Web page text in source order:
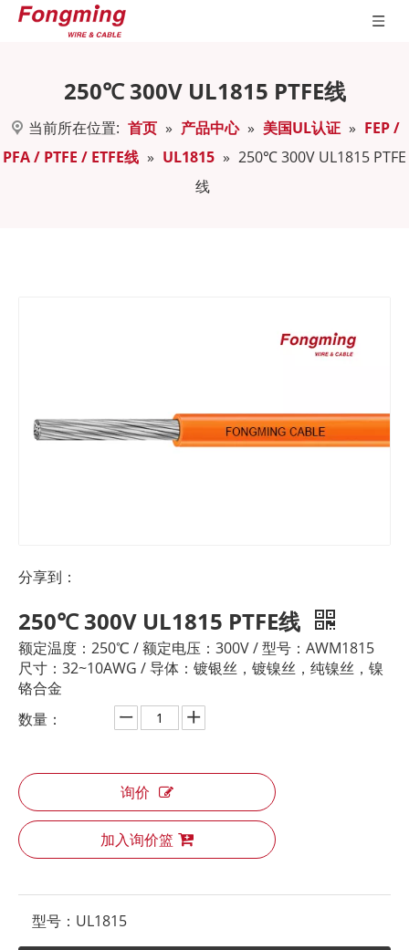
250℃ 300V UL1815 PTFE线
当前所在位置: 首页 » 产品中心 » 美国UL认证 » FEP /
PFA / PTFE / ETFE线 » UL1815 » 250℃ 300V UL1815 PTFE
线
分享到：
250℃ 300V UL1815 PTFE线
额定温度：250℃ / 额定电压：300V / 型号：AWM1815
尺寸：32~10AWG / 导体：镀银丝，镀镍丝，纯镍丝，镍
铬合金
数量：
询价
加入询价篮
型号： UL1815